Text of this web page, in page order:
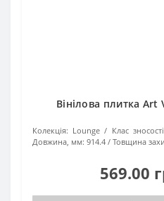
Вінілова плитка
Колекція: Lounge Клас
Довжина, мм: 914.4 Товщина
569.00